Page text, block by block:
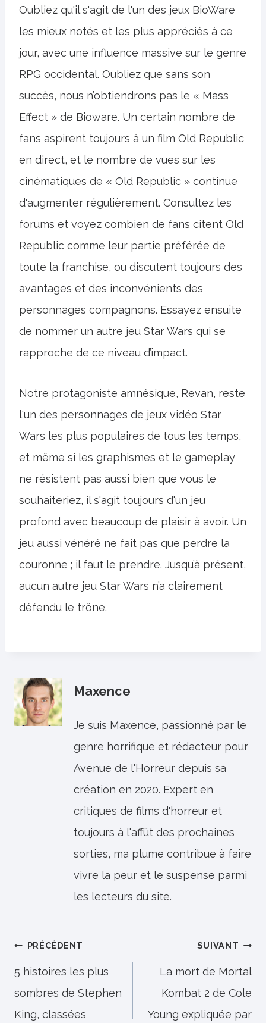
Oubliez qu'il s'agit de l'un des jeux BioWare
les mieux notés et les plus appréciés à ce
jour, avec une influence massive sur le genre
RPG occidental. Oubliez que sans son
succès, nous n’obtiendrons pas le « Mass
Effect » de Bioware. Un certain nombre de
fans aspirent toujours à un film Old Republic
en direct, et le nombre de vues sur les
cinématiques de « Old Republic » continue
d'augmenter régulièrement. Consultez les
forums et voyez combien de fans citent Old
Republic comme leur partie préférée de
toute la franchise, ou discutent toujours des
avantages et des inconvénients des
personnages compagnons. Essayez ensuite
de nommer un autre jeu Star Wars qui se
rapproche de ce niveau d’impact.
Notre protagoniste amnésique, Revan, reste
l'un des personnages de jeux vidéo Star
Wars les plus populaires de tous les temps,
et même si les graphismes et le gameplay
ne résistent pas aussi bien que vous le
souhaiteriez, il s'agit toujours d'un jeu
profond avec beaucoup de plaisir à avoir. Un
jeu aussi vénéré ne fait pas que perdre la
couronne ; il faut le prendre. Jusqu’à présent,
aucun autre jeu Star Wars n’a clairement
défendu le trône.
Maxence
Je suis Maxence, passionné par le
genre horrifique et rédacteur pour
Avenue de l'Horreur depuis sa
création en 2020. Expert en
critiques de films d'horreur et
toujours à l'affût des prochaines
sorties, ma plume contribue à faire
vivre la peur et le suspense parmi
les lecteurs du site.
Navigation
de
l’article
PRÉCÉDENT
5 histoires les plus
sombres de Stephen
King, classées
SUIVANT
La mort de Mortal
Kombat 2 de Cole
Young expliquée par